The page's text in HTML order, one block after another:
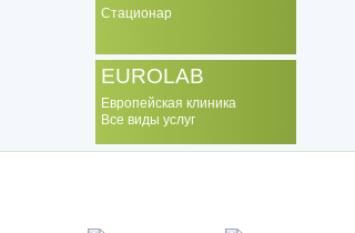
Стационар
EUROLAB
Европейская клиника
Все виды услуг